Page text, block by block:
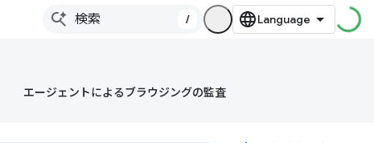
/
エージェントによるブラウジングの監査